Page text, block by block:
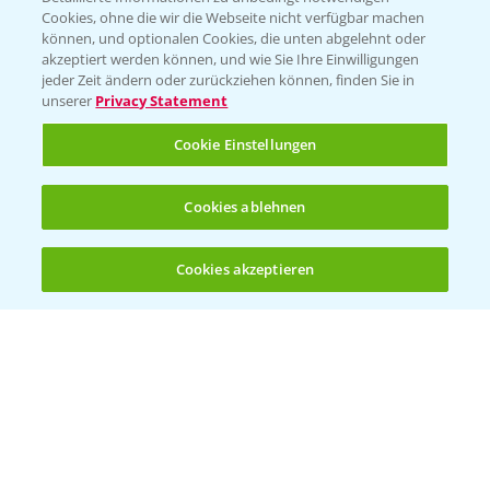
(noch 4)
KONTAKT
Hilfe in Notfällen
T.+49 (0)214/30-20220
Folgen Sie uns
Cookies, ohne die wir die Webseite nicht verfügbar machen
können, und optionalen Cookies, die unten abgelehnt oder
akzeptiert werden können, und wie Sie Ihre Einwilligungen
jeder Zeit ändern oder zurückziehen können, finden Sie in
unserer Privacy Statement
Cookie Einstellungen
Cookies ablehnen
Cookies akzeptieren